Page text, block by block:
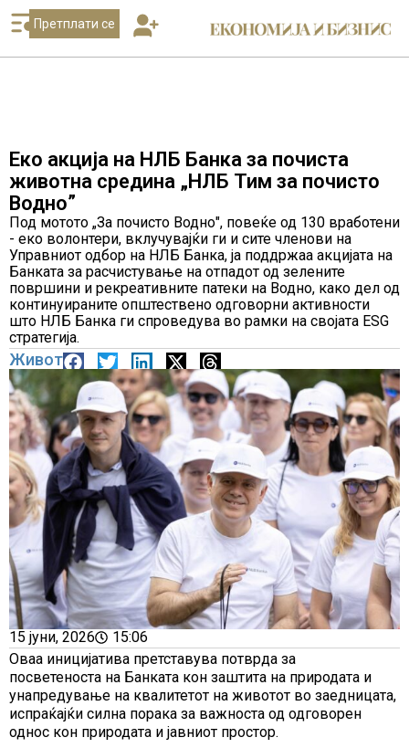
Претплати се
Еко акција на НЛБ Банка за почиста
животна средина „НЛБ Тим за почисто
Водно”
Под мотото „За почисто Водно", повеќе од 130 вработени
- еко волонтери, вклучувајќи ги и сите членови на
Управниот одбор на НЛБ Банка, ја поддржаа акцијата на
Банката за расчистување на отпадот од зелените
површини и рекреативните патеки на Водно, како дел од
континуираните општествено одговорни активности
што НЛБ Банка ги спроведува во рамки на својата ESG
стратегија.
Живот
15 јуни, 2026
15:06
Оваа иницијатива претставува потврда за
посветеноста на Банката кон заштита на природата и
унапредување на квалитетот на животот во заедницата,
испраќајќи силна порака за важноста од одговорен
однос кон природата и јавниот простор.